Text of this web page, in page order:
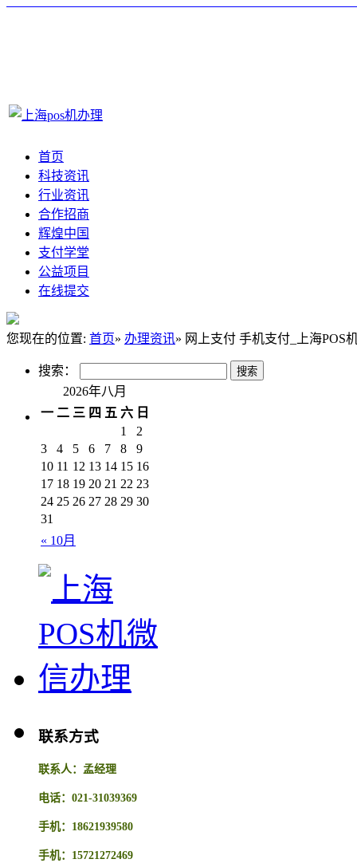
首页
科技资讯
行业资讯
合作招商
辉煌中国
支付学堂
公益项目
在线提交
您现在的位置: 首页» 办理资讯» 网上支付 手机支付_上海POS
搜索：
2026年八月
一 二 三 四 五 六 日
« 10月
1
2
3
4 5 6 7 8
9
10 11 12 13 14 15 16
17 18 19 20 21 22 23
24 25 26 27 28 29 30
31
联系方式
联系人：孟经理
电话：021-31039369
手机：18621939580
手机：15721272469